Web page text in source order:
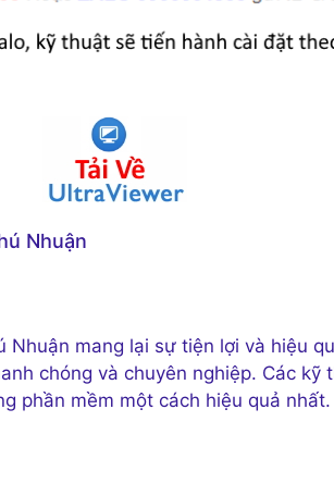
Nhuận
Nhuận mang lại sự tiện lợi và hiệu
chóng và chuyên nghiệp. Các kỹ
phần mềm một cách hiệu quả nhất.